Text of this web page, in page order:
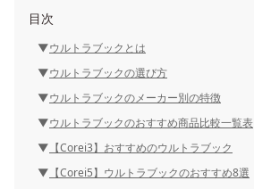
目次
ウルトラブックとは
ウルトラブックの選び方
ウルトラブックのメーカー別の特徴
ウルトラブックのおすすめ商品比較一覧表
【Corei3】おすすめのウルトラブック
【Corei5】ウルトラブックのおすすめ8選